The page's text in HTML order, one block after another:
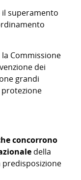
superamento
Commissione
dei
grandi
concorrono
della
predisposizione